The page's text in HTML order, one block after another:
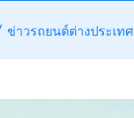
ข่าวรถยนต์ต่างประเทศ